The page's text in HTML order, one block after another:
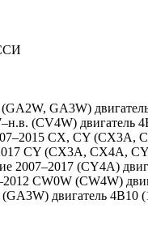
GA3W)
(CV4W) двигатель
CX, CY
CY (CX3A, CX4A,
2007–2017 (CY4A)
CW0W (CW4W)
двигатель 4B10